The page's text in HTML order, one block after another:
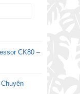
CK80 –